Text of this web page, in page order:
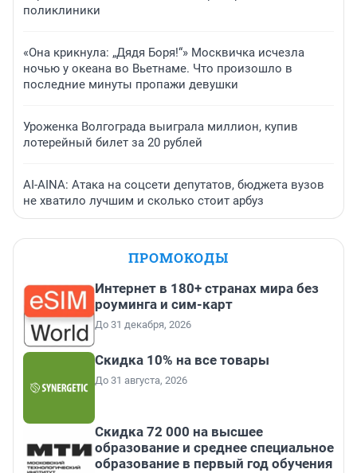
поликлиники
«Она крикнула: „Дядя Боря!“» Москвичка исчезла
ночью у океана во Вьетнаме. Что произошло в
последние минуты пропажи девушки
Уроженка Волгограда выиграла миллион, купив
лотерейный билет за 20 рублей
AI-AINA: Атака на соцсети депутатов, бюджета вузов
не хватило лучшим и сколько стоит арбуз
ПРОМОКОДЫ
Интернет в 180+ странах мира без
роуминга и сим-карт
До 31 декабря, 2026
Скидка 10% на все товары
До 31 августа, 2026
Скидка 72 000 на высшее
образование и среднее специальное
образование в первый год обучения